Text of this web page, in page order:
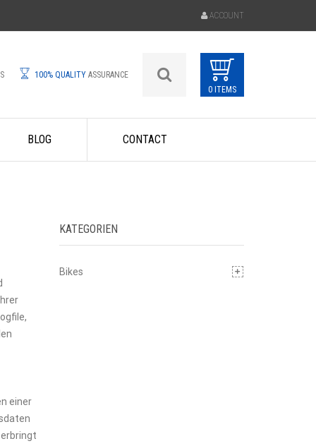
ACCOUNT
100% QUALITY ASSURANCE
0 ITEMS
BLOG CONTACT
einer
KATEGORIEN
Bikes